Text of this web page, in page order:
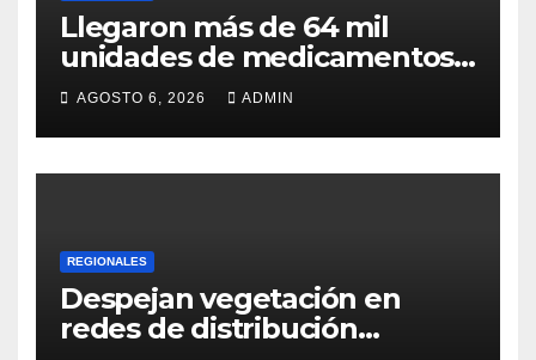
Llegaron más de 64 mil
unidades de medicamentos
e insumos
AGOSTO 6, 2026 ADMIN
REGIONALES
Despejan vegetación en
redes de distribución